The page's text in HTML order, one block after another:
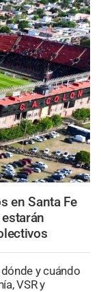
en Santa Fe
y cuándo
VSR y